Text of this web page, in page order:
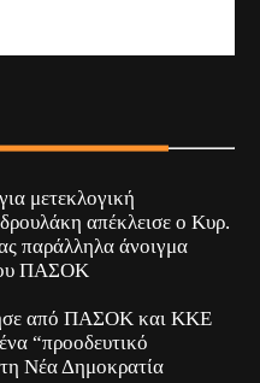
μετεκλογική
απέκλεισε ο Κυρ.
παράλληλα άνοιγμα
ΠΑΣΟΚ
από ΠΑΣΟΚ και ΚΚΕ
“προοδευτικό
Νέα Δημοκρατία